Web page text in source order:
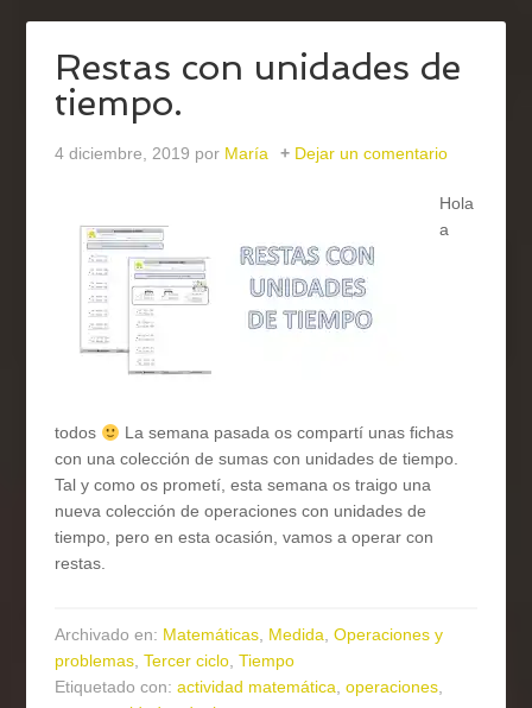
Restas con unidades de
tiempo.
4 diciembre, 2019 por María Dejar un comentario
Hola
a
todos
La semana pasada os compartí unas fichas
con una colección de sumas con unidades de tiempo.
Tal y como os prometí, esta semana os traigo una
nueva colección de operaciones con unidades de
tiempo, pero en esta ocasión, vamos a operar con
restas.
Archivado en: Matemáticas, Medida,Operaciones y
problemas,Tercer ciclo,Tiempo
Etiquetado con:actividad matemática,operaciones,